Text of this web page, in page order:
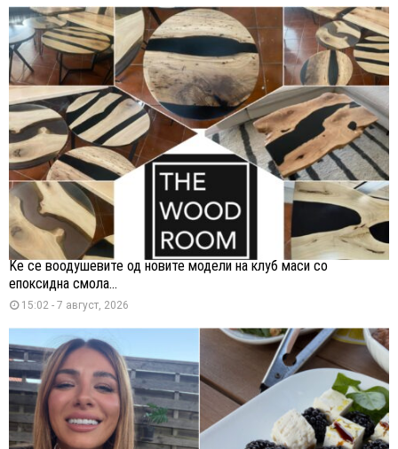
Ќе се воодушевите од новите модели на клуб маси со
епоксидна смола...
15:02 - 7 август, 2026